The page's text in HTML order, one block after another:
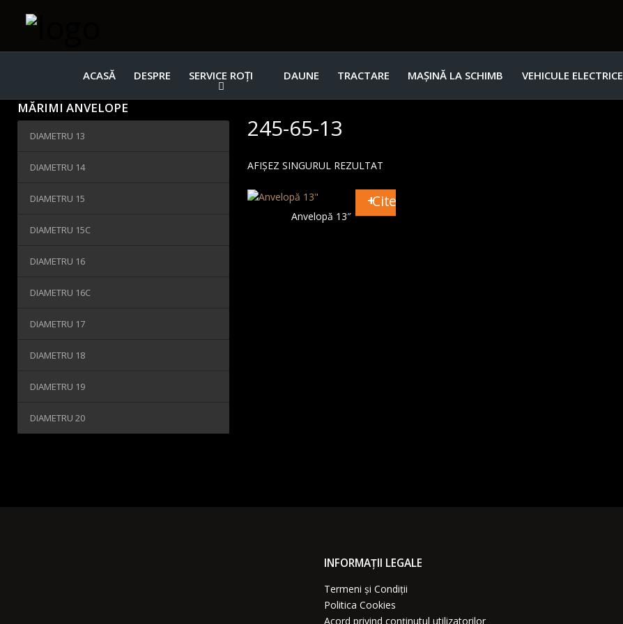
ACASĂ DESPRE SERVICE ROȚI DAUNE TRACTARE MAȘINĂ LA SCHIMB VEHICULE ELECTRICE
MĂRIMI ANVELOPE
DIAMETRU 13
DIAMETRU 14
DIAMETRU 15
DIAMETRU 15C
DIAMETRU 16
DIAMETRU 16C
DIAMETRU 17
DIAMETRU 18
DIAMETRU 19
DIAMETRU 20
245-65-13
AFIȘEZ SINGURUL REZULTAT
Anvelopă 13″
Citește mai mult
INFORMAȚII LEGALE
Termeni și Condiții
Politica Cookies
Acord privind conținutul utilizatorilor